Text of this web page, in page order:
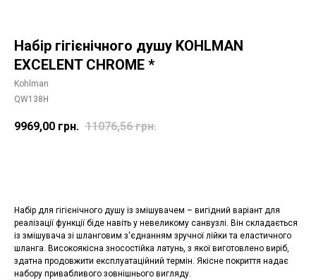
Набір гігієнічного душу KOHLMAN
EXCELENT CHROME *
Kohlman
QW138H
9969,00 грн. 11076,56 грн.
Набір для гігієнічного душу із змішувачем – вигідний варіант для
реалізації функції біде навіть у невеликому санвузлі. Він складається
із змішувача зі шланговим з'єднанням зручної лійки та еластичного
шланга. Високоякісна зносостійка латунь, з якої виготовлено виріб,
здатна продовжити експлуатаційний термін. Якісне покриття надає
набору привабливого зовнішнього вигляду.